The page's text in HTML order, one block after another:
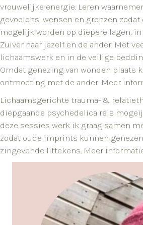
vrouwelijke energie. Leren
gevoelens, wensen en grenzen
mogelijk worden op diepere lagen,
Zuiver naar jezelf en de ander. Met
lichaamswerk en in de veilige
Omdat genezing van wonden plaats
ontmoeting met de ander. Meer
Lichaamsgerichte trauma- &
diepgaande psychedelica reis
deze sessies werk ik graag samen
zodat oude imprints kunnen
zingevende littekens. Meer